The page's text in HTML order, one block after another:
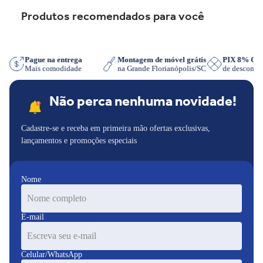
8 Velocidades
Ideal para bolos, cremes e massas
Design moderno
Produtos recomendados para você
Pague na entrega
Mais comodidade
Montagem de móvel grátis
na Grande Florianópolis/SC
PIX 8%
de
Não perca nenhuma novidade!
Cadastre-se e receba em primeira mão ofertas exclusivas,
lançamentos e promoções especiais
Nome
E-mail
Celular/WhatsApp